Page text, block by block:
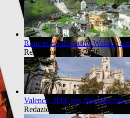
Rima et le patrimoine Walser :
Redazione - 19/05/2026
Valence, 2000 ans d'architecture
Redazione - 29/04/2026